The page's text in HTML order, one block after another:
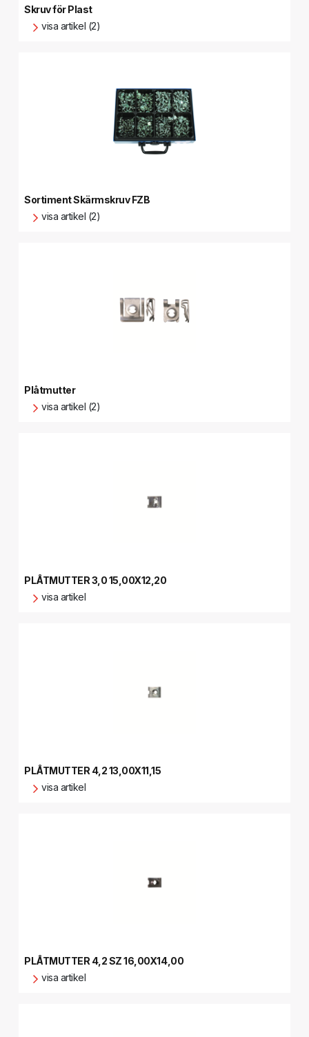
Skruv för Plast
visa artikel (2)
Sortiment Skärmskruv FZB
visa artikel (2)
Plåtmutter
visa artikel (2)
PLÅTMUTTER 3,0 15,00X12,20
visa artikel
PLÅTMUTTER 4,2 13,00X11,15
visa artikel
PLÅTMUTTER 4,2 SZ 16,00X14,00
visa artikel